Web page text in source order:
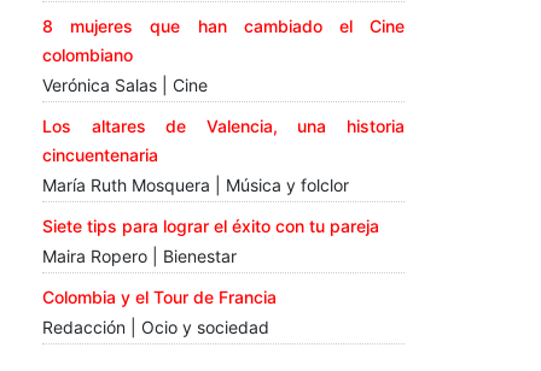
8 mujeres que han cambiado el Cine
colombiano
Verónica Salas | Cine
Los altares de Valencia, una historia
cincuentenaria
María Ruth Mosquera | Música y folclor
Siete tips para lograr el éxito con tu pareja
Maira Ropero | Bienestar
Colombia y el Tour de Francia
Redacción | Ocio y sociedad